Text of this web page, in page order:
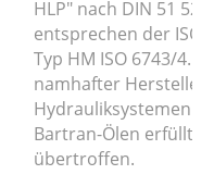
HLP" nach DIN 51
entsprechen der ISO
Typ HM ISO 6743/4.
namhafter Hersteller
Hydrauliksystemen
Bartran-Ölen erfüllt
übertroffen.